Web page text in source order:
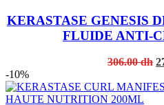
KERASTASE GENESIS
FLUIDE ANTI-
306.00dh
-10%